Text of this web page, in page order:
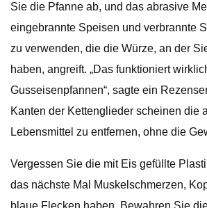
Sie die Pfanne ab, und das abrasive
eingebrannte Speisen und verbrannte
zu verwenden, die die Würze, an der
haben, angreift. „Das funktioniert
Gusseisenpfannen“, sagte ein
Kanten der Kettenglieder scheinen die
Lebensmittel zu entfernen, ohne die
Vergessen Sie die mit Eis gefüllte
das nächste Mal Muskelschmerzen,
blaue Flecken haben. Bewahren Sie